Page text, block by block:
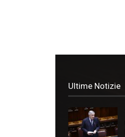
Ultime Notizie